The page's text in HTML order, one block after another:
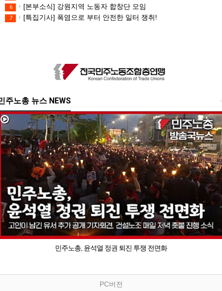
6 [본부소식] 강원지역 노동자 합창단 모임
7 [특집기사] 폭염으로 부터 안전한 일터 쟁취!
주노총 뉴스 NEWS
민주노총, 윤석열 정권 퇴진 투쟁 전면화
PC버전